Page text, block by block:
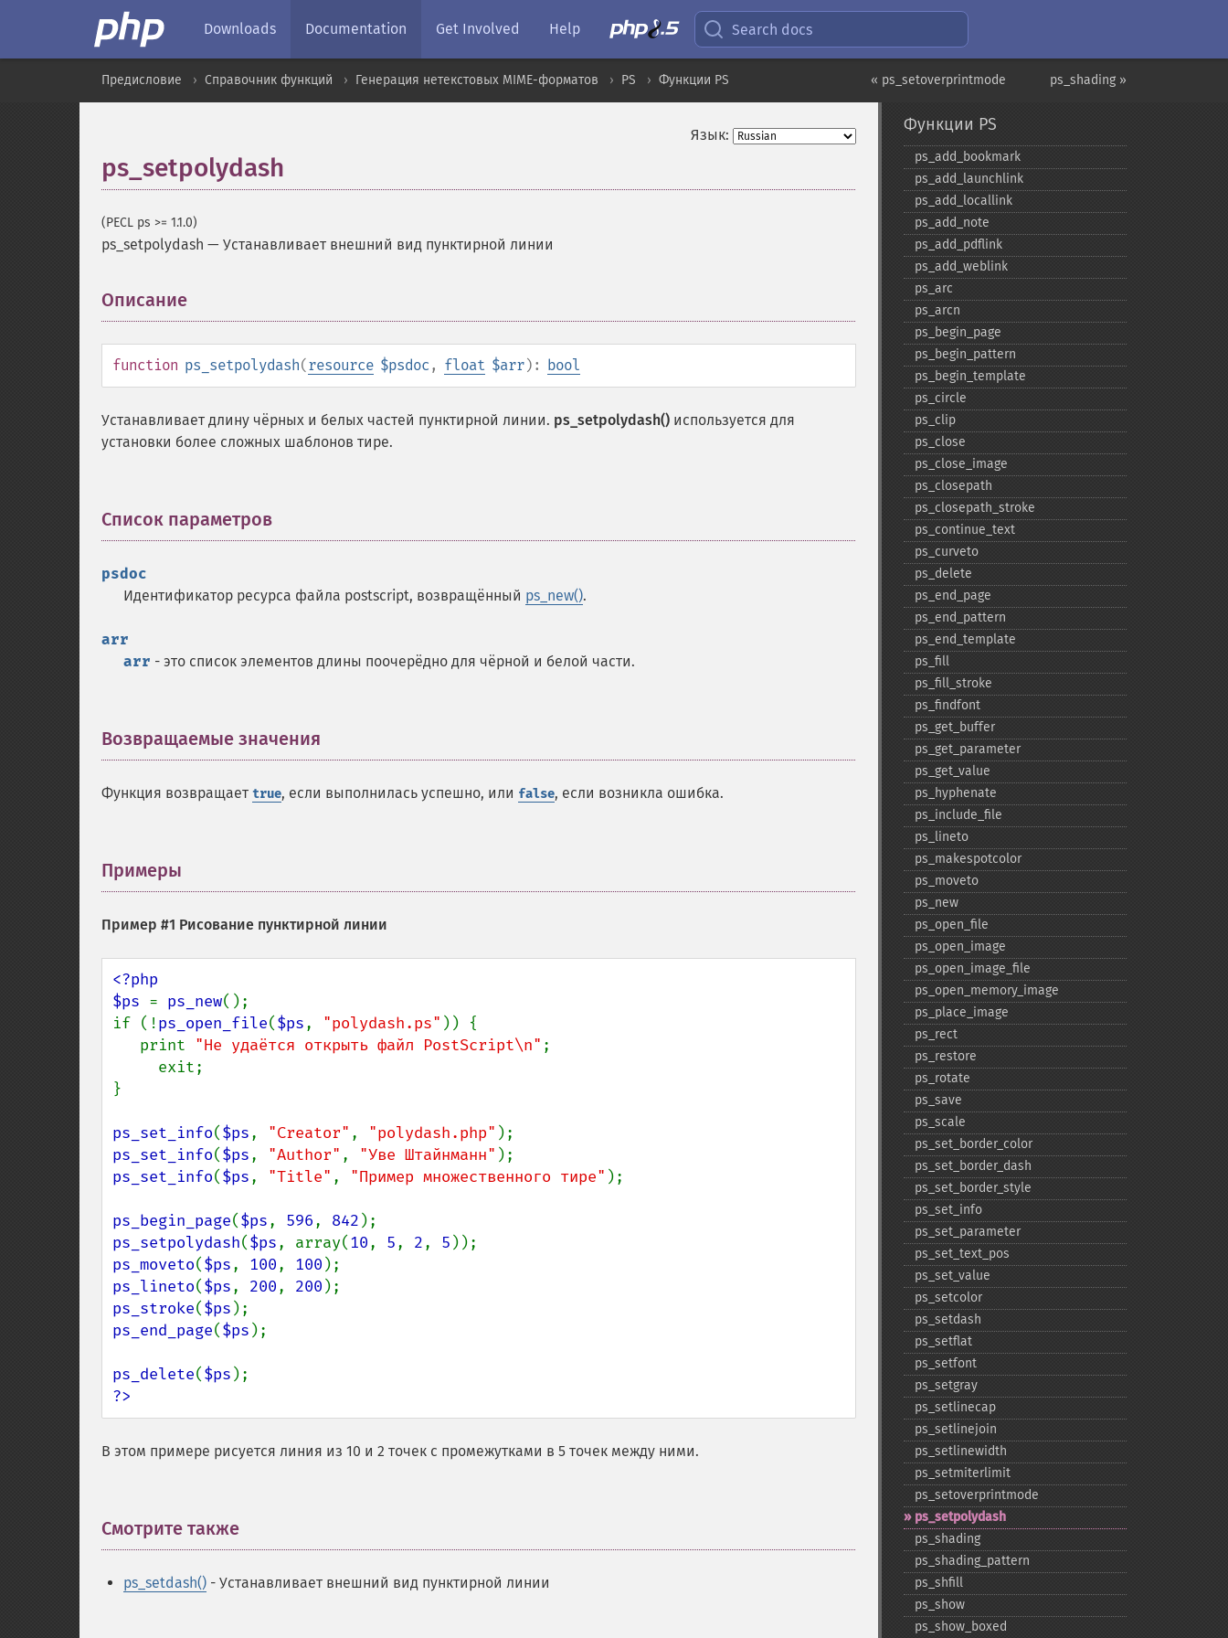
Downloads Documentation Get Involved Help Search docs
ps_shading »
« ps_setoverprintmode
Предисловие Справочник функций Генерация нетекстовых MIME-форматов PS Функции PS
Язык:
ps_setpolydash
(PECL ps >= 1.1.0)
ps_setpolydash — Устанавливает внешний вид пунктирной линии
Описание
function ps_setpolydash(resource $psdoc , float $arr): bool
Устанавливает длину чёрных и белых частей пунктирной линии. ps_setpolydash() используется для
установки более сложных шаблонов тире.
Список параметров
psdoc
Идентификатор ресурса файла postscript, возвращённый ps_new().
arr
arr - это список элементов длины поочерёдно для чёрной и белой части.
Возвращаемые значения
Функция возвращает true, если выполнилась успешно, или false, если возникла ошибка.
Примеры
Пример #1 Рисование пунктирной линии
<?php
$ps = ps_new();
if (!ps_open_file($ps, "polydash.ps" )) {
   print
"Не удаётся открыть файл PostScript\n" ;
}
ps_set_info($ps, "Creator" , "polydash.php"
ps_set_info($ps, "Author" , "Уве Штайнманн"
ps_set_info($ps, "Title" , "Пример множественного тире" );
ps_begin_page($ps, 596, 842
ps_setpolydash($ps, array(10, 5, 2, 5
ps_moveto($ps, 100, 100
ps_lineto($ps, 200, 200
ps_stroke($ps
ps_end_page($ps );
ps_delete($ps
?>
В этом примере рисуется линия из 10 и 2 точек с промежутками в 5 точек между ними.
Смотрите также
ps_setdash() - Устанавливает внешний вид пунктирной линии
Функции PS
ps_​add_​bookmark
ps_​add_​launchlink
ps_​add_​locallink
ps_​add_​note
ps_​add_​pdflink
ps_​add_​weblink
ps_​arc
ps_​arcn
ps_​begin_​page
ps_​begin_​pattern
ps_​begin_​template
ps_​circle
ps_​clip
ps_​close
ps_​close_​image
ps_​closepath
ps_​closepath_​stroke
ps_​continue_​text
ps_​curveto
ps_​delete
ps_​end_​page
ps_​end_​pattern
ps_​end_​template
ps_​fill
ps_​fill_​stroke
ps_​findfont
ps_​get_​buffer
ps_​get_​parameter
ps_​get_​value
ps_​hyphenate
ps_​include_​file
ps_​lineto
ps_​makespotcolor
ps_​moveto
ps_​new
ps_​open_​file
ps_​open_​image
ps_​open_​image_​file
ps_​open_​memory_​image
ps_​place_​image
ps_​rect
ps_​restore
ps_​rotate
ps_​save
ps_​scale
ps_​set_​border_​color
ps_​set_​border_​dash
ps_​set_​border_​style
ps_​set_​info
ps_​set_​parameter
ps_​set_​text_​pos
ps_​set_​value
ps_​setcolor
ps_​setdash
ps_​setflat
ps_​setfont
ps_​setgray
ps_​setlinecap
ps_​setlinejoin
ps_​setlinewidth
ps_​setmiterlimit
ps_​setoverprintmode
ps_​setpolydash
ps_​shading
ps_​shading_​pattern
ps_​shfill
ps_​show
ps_​show_​boxed